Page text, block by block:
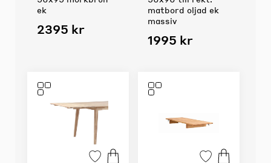
ek
2395 kr
matbord oljad ek
massiv
1995 kr